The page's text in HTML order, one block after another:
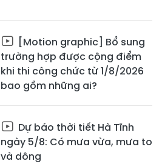
[Motion graphic] Bổ sung
trường hợp được cộng điểm
khi thi công chức từ 1/8/2026
bao gồm những ai?
Dự báo thời tiết Hà Tĩnh
ngày 5/8: Có mưa vừa, mưa to
và dông